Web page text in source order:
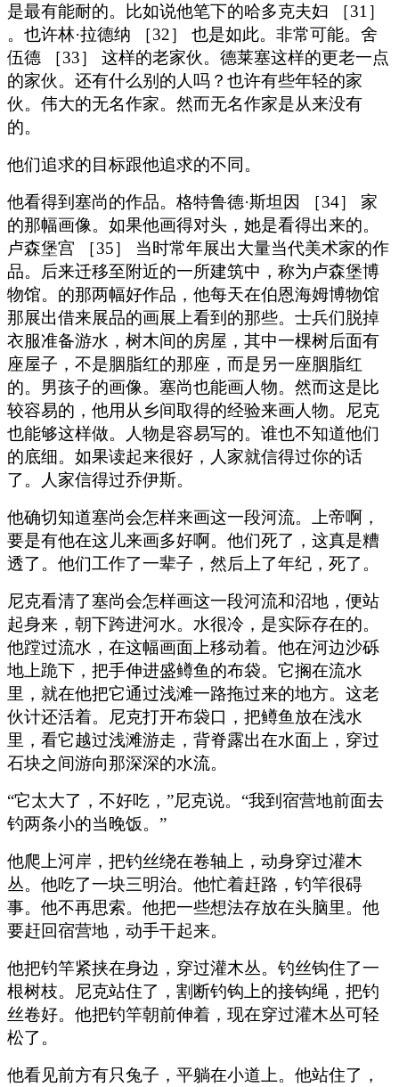
是最有能耐的。比如说他笔下的哈多克夫妇 ［31］
。也许林·拉德纳 ［32］ 也是如此。非常可能。舍
伍德 ［33］ 这样的老家伙。德莱塞这样的更老一点
的家伙。还有什么别的人吗？也许有些年轻的家
伙。伟大的无名作家。然而无名作家是从来没有
的。
他们追求的目标跟他追求的不同。
他看得到塞尚的作品。格特鲁德·斯坦因 ［34］ 家
的那幅画像。如果他画得对头，她是看得出来的。
卢森堡宫 ［35］ 当时常年展出大量当代美术家的作
品。后来迁移至附近的一所建筑中，称为卢森堡博
物馆。的那两幅好作品，他每天在伯恩海姆博物馆
那展出借来展品的画展上看到的那些。士兵们脱掉
衣服准备游水，树木间的房屋，其中一棵树后面有
座屋子，不是胭脂红的那座，而是另一座胭脂红
的。男孩子的画像。塞尚也能画人物。然而这是比
较容易的，他用从乡间取得的经验来画人物。尼克
也能够这样做。人物是容易写的。谁也不知道他们
的底细。如果读起来很好，人家就信得过你的话
了。人家信得过乔伊斯。
他确切知道塞尚会怎样来画这一段河流。上帝啊，
要是有他在这儿来画多好啊。他们死了，这真是糟
透了。他们工作了一辈子，然后上了年纪，死了。
尼克看清了塞尚会怎样画这一段河流和沼地，便站
起身来，朝下跨进河水。水很冷，是实际存在的。
他蹚过流水，在这幅画面上移动着。他在河边沙砾
地上跪下，把手伸进盛鳟鱼的布袋。它搁在流水
里，就在他把它通过浅滩一路拖过来的地方。这老
伙计还活着。尼克打开布袋口，把鳟鱼放在浅水
里，看它越过浅滩游走，背脊露出在水面上，穿过
石块之间游向那深深的水流。
“它太大了，不好吃，”尼克说。“我到宿营地前面去
钓两条小的当晚饭。”
他爬上河岸，把钓丝绕在卷轴上，动身穿过灌木
丛。他吃了一块三明治。他忙着赶路，钓竿很碍
事。他不再思索。他把一些想法存放在头脑里。他
要赶回宿营地，动手干起来。
他把钓竿紧挟在身边，穿过灌木丛。钓丝钩住了一
根树枝。尼克站住了，割断钓钩上的接钩绳，把钓
丝卷好。他把钓竿朝前伸着，现在穿过灌木丛可轻
松了。
他看见前方有只兔子，平躺在小道上。他站住了，